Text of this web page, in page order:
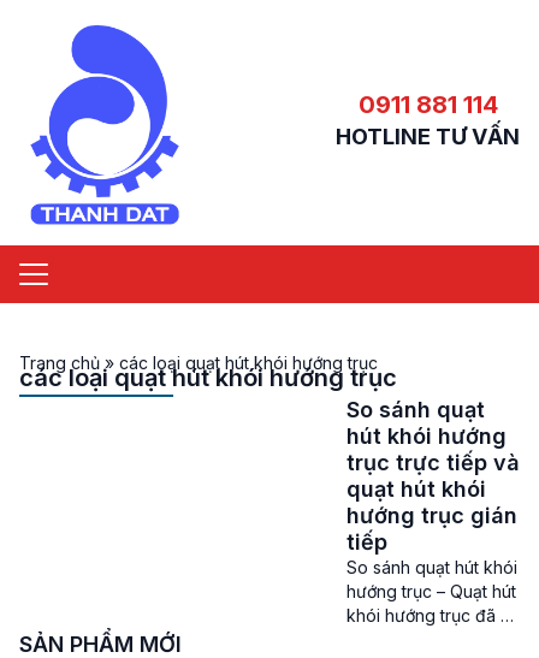
0911 881 114
HOTLINE TƯ VẤN
Trang chủ » các loại quạt hút khói hướng trục
các loại quạt hút khói hướng trục
So sánh quạt
hút khói hướng
trục trực tiếp và
quạt hút khói
hướng trục gián
tiếp
So sánh quạt hút khói
hướng trục – Quạt hút
khói hướng trục đã và
SẢN PHẨM MỚI